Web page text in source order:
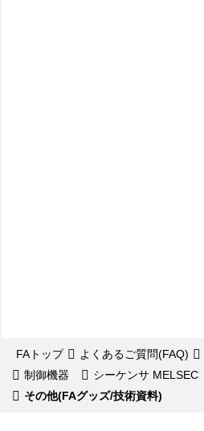
FAトップ よくあるご質問(FAQ)
制御機器
シーケンサ MELSEC
その他(FAグッズ/技術資料)